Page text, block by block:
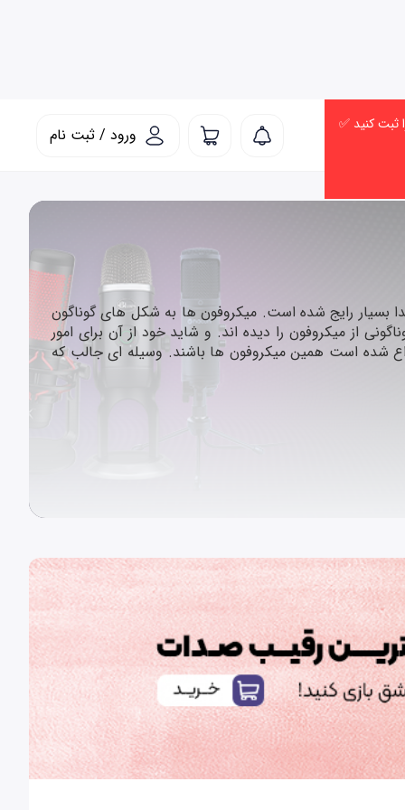
ورود / ثبت نام
بسیار رایج شده است. میکروفون ها به شکل های گوناگون
از میکروفون را دیده اند. و شاید خود از آن برای امور
شده است همین میکروفون ها باشند. وسیله ای جالب که